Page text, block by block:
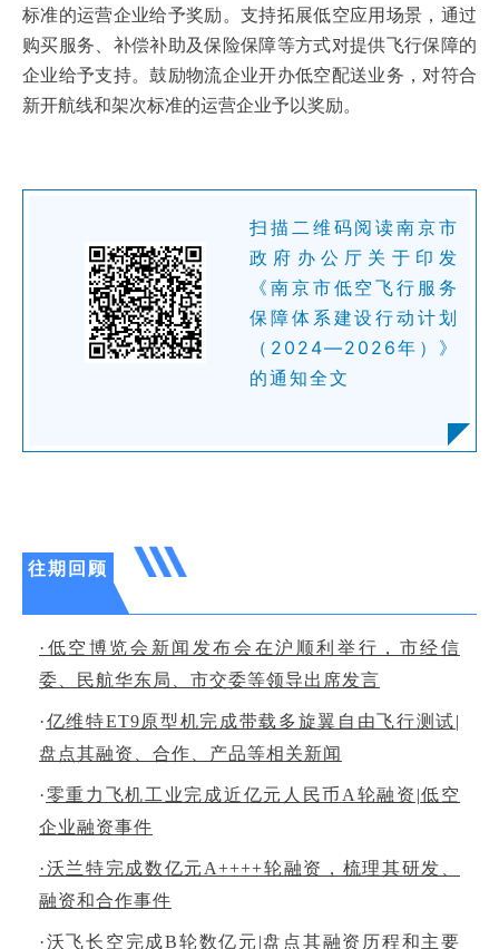
标准的运营企业给予奖励。支持拓展低空应用场景，通过
购买服务、补偿补助及保险保障等方式对提供飞行保障的
企业给予支持。鼓励物流企业开办低空配送业务，对符合
新开航线和架次标准的运营企业予以奖励。
扫描二维码阅读南京市
政府办公厅关于印发
《南京市低空飞行服务
保障体系建设行动计划
（2024—2026年）》
的通知全文
往期回顾
·低空博览会新闻发布会在沪顺利举行，市经信
委、民航华东局、市交委等领导出席发言
·亿维特ET9原型机完成带载多旋翼自由飞行测试|
盘点其融资、合作、产品等相关新闻
·零重力飞机工业完成近亿元人民币A轮融资|低空
企业融资事件
·沃兰特完成数亿元A++++轮融资，梳理其研发、
融资和合作事件
·沃飞长空完成B轮数亿元|盘点其融资历程和主要